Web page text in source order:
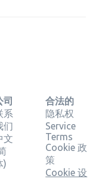
司
系
们
文
)
合法的
隐私权
Service
Terms
Cookie 政
策
Cookie 设